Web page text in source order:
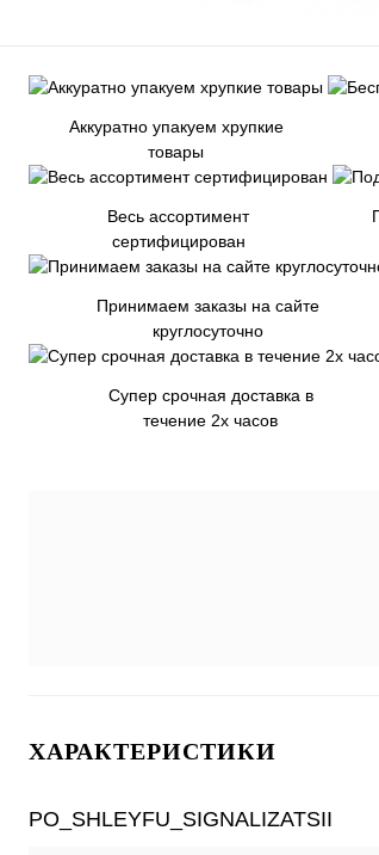
Аккуратно упакуем хрупкие
товары
Весь ассортимент
сертифицирован
Принимаем заказы на сайте
круглосуточно
Супер срочная доставка в
течение 2х часов
ХАРАКТЕРИСТИКИ
PO_SHLEYFU_SIGNALIZATSII